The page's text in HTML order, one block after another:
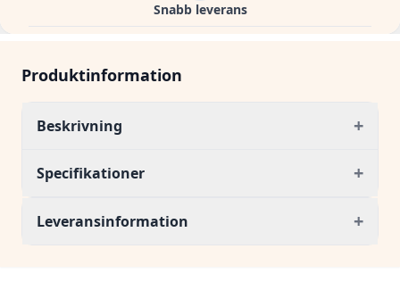
Snabb leverans
Produktinformation
Beskrivning +
Specifikationer +
Leveransinformation +